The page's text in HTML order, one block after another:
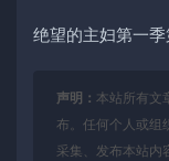
绝望的主妇第一
声明： 本站所有文
布。任何个人或组
采集、发布本站内